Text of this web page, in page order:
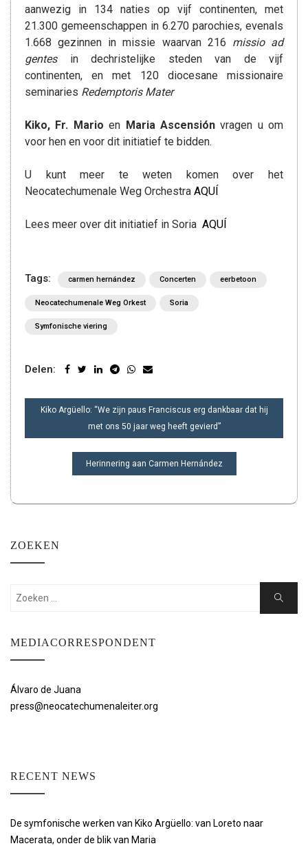
aanwezig in 134 naties op vijf continenten, met
21.300 gemeenschappen in 6.270 parochies, evenals
1.668 gezinnen in missie waarvan 216 missio ad
gentesin dechristelijke steden van de vijf
continenten, en met 120 diocesane missionaire
seminaries Redemptoris Mater
Kiko, Fr. Mario en Maria Ascensiónvragen u om
voor hen en voor dit initiatief te bidden.
U kunt meer te weten komen over het
Neocatechumenale Weg Orchestra AQUÍ
Lees meer over dit initiatief in Soria AQUÍ
Tags: carmen hernández Concerten eerbetoon
Neocatechumenale Weg Orkest Soria
Symfonische viering
Delen:
BERICHT
NAVIGATIE
Kiko Argüello: “We zijn paus Franciscus erg dankbaar dat hij
met ons 50 jaar weg heeft gevierd”
Herinnering aan Carmen Hernández
ZOEKEN
Zoeken:
Zoeken
MEDIACORRESPONDENT
Álvaro de Juana
press@neocatechumenaleiter.org
RECENT NEWS
De symfonische werken van Kiko Argüello: van Loreto naar
Macerata, onder de blik van Maria